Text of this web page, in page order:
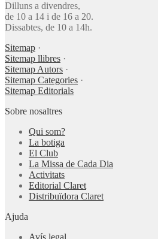
Dilluns a divendres,
de 10 a 14 i de 16 a 20.
Dissabtes, de 10 a 14h.
Sitemap ·
Sitemap llibres ·
Sitemap Autors ·
Sitemap Categories ·
Sitemap Editorials
Sobre nosaltres
Qui som?
La botiga
El Club
La Missa de Cada Dia
Activitats
Editorial Claret
Distribuïdora Claret
Ajuda
Avís legal